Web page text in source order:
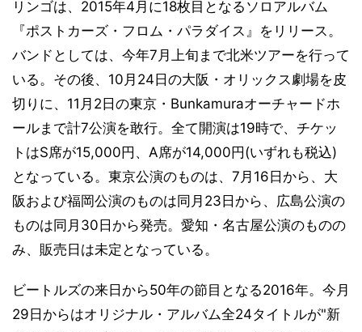
リンゴは、2015年4月に18枚目となるソロアルバム
『ポストカーズ・フロム・パラダイス』をリリース。
バンドとしては、今年7月上旬まで北米ツアーを行って
いる。その後、10月24日の大阪・オリックス劇場を皮
切りに、11月2日の東京・Bunkamuraオーチャードホ
ールまで計7公演を敢行。全て開演は19時で、チケッ
トはS席が15,000円、A席が14,000円(いずれも税込)
となっている。東京公演のものは、7月16日から、大
阪および福岡公演のものは同月23日から、広島公演の
ものは同月30日から発売。愛知・名古屋公演のものの
み、販売日は未定となっている。
ビートルズの来日から50年の節目となる2016年。今月
29日からはオリジナル・アルバム全24タイトルが"新